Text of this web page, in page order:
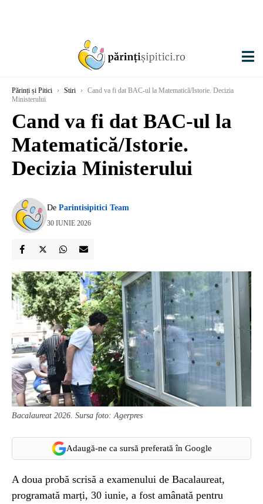
Părinți și Pitici › Stiri ›
Cand va fi dat BAC-ul la Matematică/Istorie. Decizia
Ministerului
Cand va fi dat BAC-ul la
Matematică/Istorie.
Decizia Ministerului
De Parintisipitici Team
30 IUNIE 2026
Bacalaureat 2026. Sursa foto: Agerpres
Adaugă-ne ca sursă preferată în Google
A doua probă scrisă a examenului de Bacalaureat,
programată marți, 30 iunie, a fost amânată pentru